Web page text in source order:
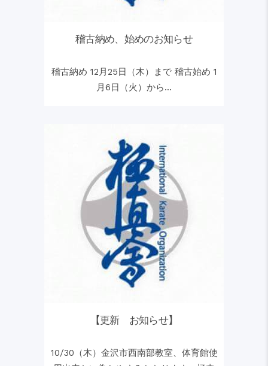
稽古納め、始めのお知らせ
稽古納め 12月25日（木）まで 稽古始め 1
月6日（火）から...
【更新 お知らせ】
10/30（木）金沢市西南部教室、体育館使